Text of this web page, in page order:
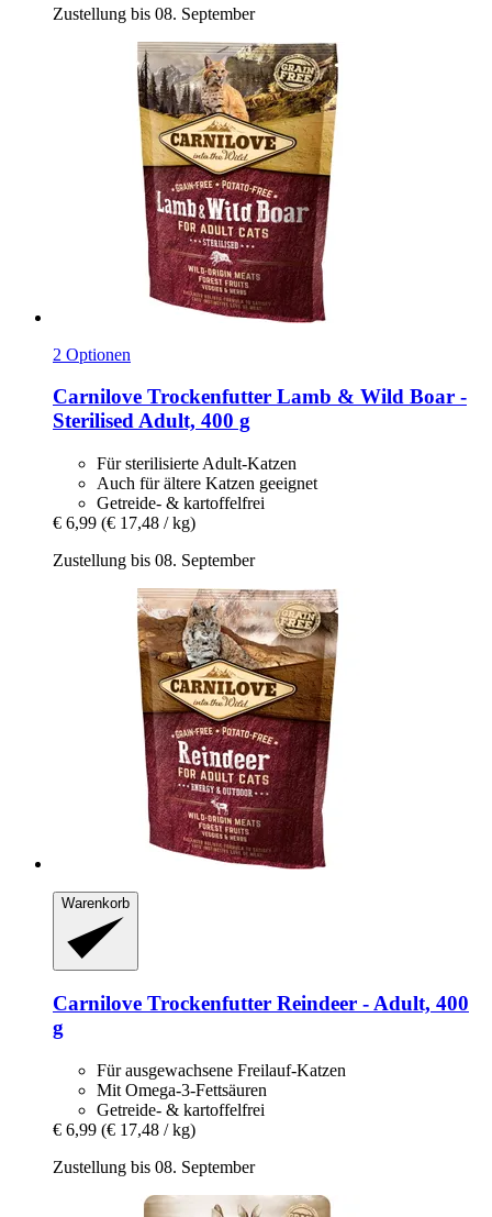
Zustellung bis 08. September
2 Optionen
Carnilove Trockenfutter Lamb & Wild Boar -​
Sterilised Adult, 400 g
Für sterilisierte Adult-Katzen
Auch für ältere Katzen geeignet
Getreide- & kartoffelfrei
€ 6,99 (€ 17,48 / kg)
Zustellung bis 08. September
Warenkorb
Carnilove Trockenfutter Reindeer -​ Adult, 400
g
Für ausgewachsene Freilauf-Katzen
Mit Omega-3-Fettsäuren
Getreide- & kartoffelfrei
€ 6,99 (€ 17,48 / kg)
Zustellung bis 08. September